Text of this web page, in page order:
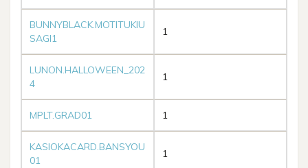
BUNNYBLACK.MOTITUKIU
SAGI1
1
LUNON.HALLOWEEN_202
4
1
MPLT.GRAD01 1
KASIOKACARD.BANSYOU
01
1